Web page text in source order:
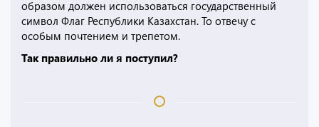
образом должен использоваться государственный
символ Флаг Республики Казахстан. То отвечу с
особым почтением и трепетом.
Так правильно ли я поступил?